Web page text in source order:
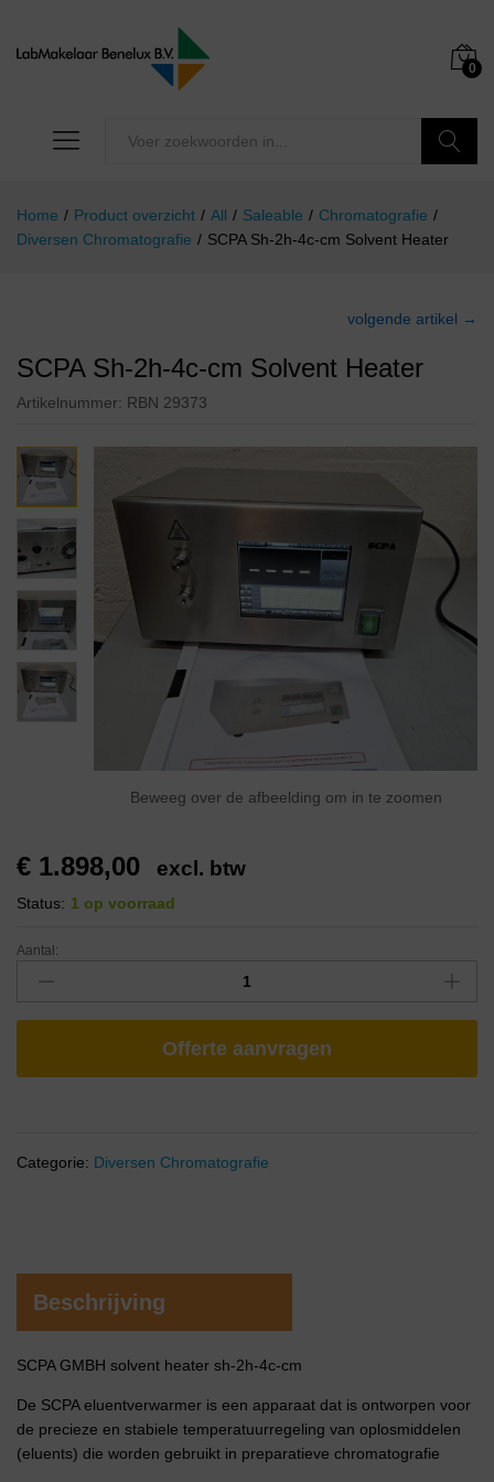
0
Home / Product overzicht / All / Saleable / Chromatografie /
Diversen Chromatografie / SCPA Sh-2h-4c-cm Solvent Heater
volgende artikel →
SCPA Sh-2h-4c-cm Solvent Heater
Artikelnummer: RBN 29373
Beweeg over de afbeelding om in te zoomen
€ 1.898,00 excl. btw
Status: 1 op voorraad
Aantal:
Offerte aanvragen
Categorie: Diversen Chromatografie
Beschrijving
SCPA GMBH solvent heater sh-2h-4c-cm
De SCPA eluentverwarmer is een apparaat dat is ontworpen voor
de precieze en stabiele temperatuurregeling van oplosmiddelen
(eluents) die worden gebruikt in preparatieve chromatografie